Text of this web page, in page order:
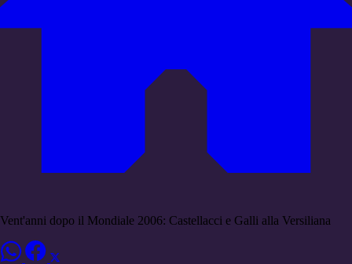
Vent'anni dopo il Mondiale 2006: Castellacci e Galli alla Versiliana